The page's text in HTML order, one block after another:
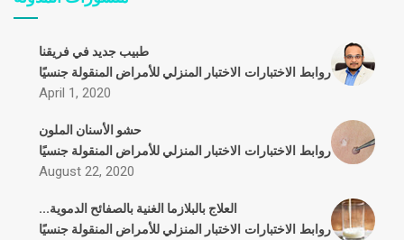
طبيب جديد في فريقنا
روابط الاختبارات الاختبار المنزلي للأمراض المنقولة جنسيًا
April 1, 2020
حشو الأسنان الملون
روابط الاختبارات الاختبار المنزلي للأمراض المنقولة جنسيًا
August 22, 2020
العلاج بالبلازما الغنية بالصفائح الدموية...
روابط الاختبارات الاختبار المنزلي للأمراض المنقولة جنسيًا